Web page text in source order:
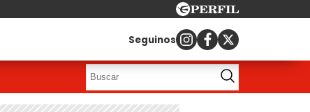
Seguinos